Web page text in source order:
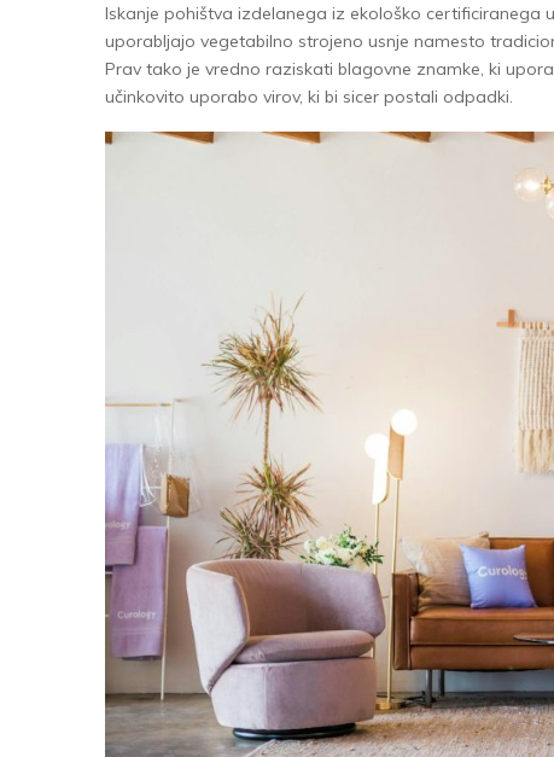
Iskanje pohištva izdelanega iz ekološko certificiranega
uporabljajo vegetabilno strojeno usnje namesto
Prav tako je vredno raziskati blagovne znamke, ki
učinkovito uporabo virov, ki bi sicer postali odpadki.